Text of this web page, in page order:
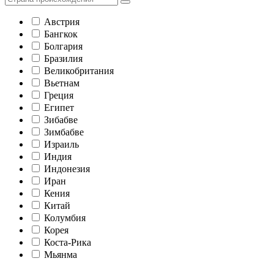
Австрия
Бангкок
Болгария
Бразилия
Великобритания
Вьетнам
Греция
Египет
Зибабве
Зимбабве
Израиль
Индия
Индонезия
Иран
Кения
Китай
Колумбия
Корея
Коста-Рика
Мьянма